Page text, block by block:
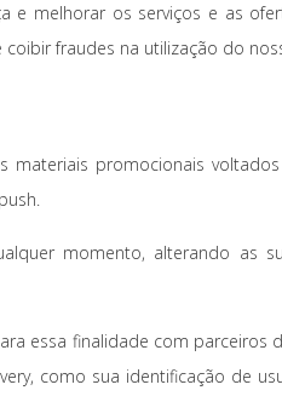
melhorar os serviços e as
fraudes na utilização do
promocionais
momento, alterando as
essa finalidade com parceiros
como sua identificação de